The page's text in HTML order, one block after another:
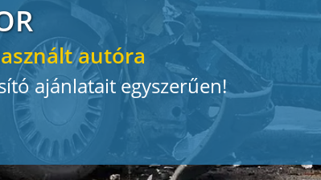
autóra
ajánlatait egyszerűen!